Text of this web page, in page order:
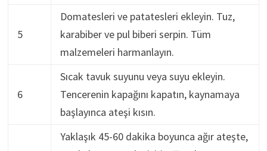
5
Domatesleri ve patatesleri ekleyin. Tuz,
karabiber ve pul biberi serpin. Tüm
malzemeleri harmanlayın.
6
Sıcak tavuk suyunu veya suyu ekleyin.
Tencerenin kapağını kapatın, kaynamaya
başlayınca ateşi kısın.
Yaklaşık 45-60 dakika boyunca ağır ateşte,